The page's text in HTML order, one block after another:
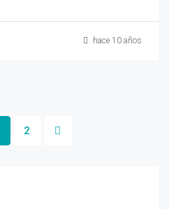
hace 10 años
2